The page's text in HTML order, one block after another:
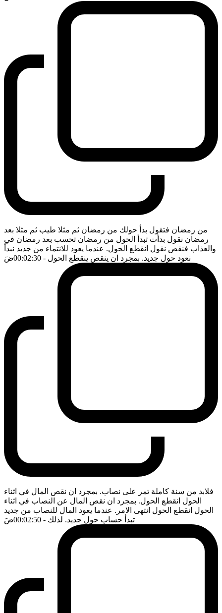
من رمضان فتقول بدأ حولك من رمضان ثم مثلا طيب ثم مثلا بعد
رمضان نقول بدأت تبدأ الحول من رمضان تحسب بعد رمضان في
والعذاب فنقص نقول انقطع الحول. عندما يعود للانتماء من جديد نبدأ
نعود حول جديد. بمجرد ان ينقص ينقطع الحول - 00:02:30 ضَ
فلابد من سنة كاملة تمر على نصاب. بمجرد ان نقص المال في اثناء
الحول انقطع الحول. بمجرد ان نقص المال عن النصاب في اثناء
الحول انقطع الحول انتهى الامر. عندما يعود المال للنصاب من جديد
تبدأ حساب حول جديد. لذلك - 00:02:50 ضَ